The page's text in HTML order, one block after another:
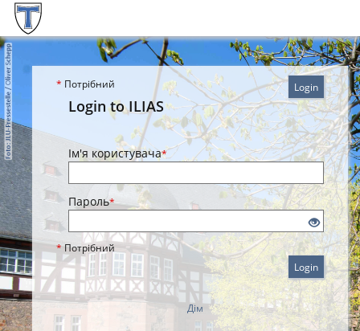
Login
* Потрібний
Login to ILIAS
Ім'я користувача*
Пароль*
*Потрібний
Login
Дім